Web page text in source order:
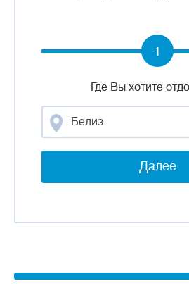
Где Вы хотите
Белиз
Далее
1